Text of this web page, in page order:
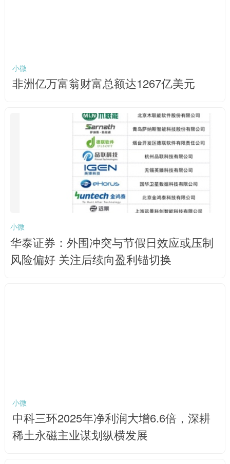
小微
非洲亿万富翁财富总额达1267亿美元
小微
华泰证券：外围冲突与节假日效应或压制
风险偏好 关注后续向盈利锚切换
小微
中科三环2025年净利润大增6.6倍，深耕
稀土永磁主业谋划纵横发展